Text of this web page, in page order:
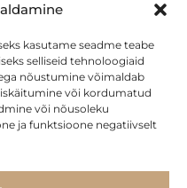
kasutame seadme teabe
selliseid tehnoloogiaid
nõustumine võimaldab
või kordumatud
või nõusoleku
ja funktsioone negatiivselt